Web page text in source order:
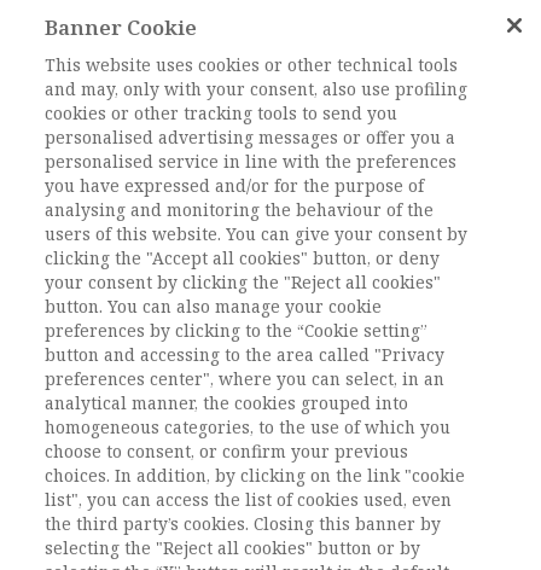
Equità distributiva, Diseguaglianze
generazionali, Deprivazione relativa, Middle
Classes, Social Disquiet, Distributional Fairness,
Generational Inequalities, Relative Deprivation
DOI:10.1485/AIS_4_2014_TOERIA_RICERCA_3
Pagine55-79
L'ACCESSO A QUESTO
CONTENUTO E' RISERVATO AGLI
UTENTI ABBONATI
Sei abbonato?ESEGUI L'ACCESSOoppure
ABBONATI.
Banner Cookie
This website uses cookies or other technical tools
and may, only with your consent, also use profiling
cookies or other tracking tools to send you
personalised advertising messages or offer you a
personalised service in line with the preferences
you have expressed and/or for the purpose of
analysing and monitoring the behaviour of the
users of this website. You can give your consent by
clicking the "Accept all cookies" button, or deny
your consent by clicking the "Reject all cookies"
button. You can also manage your cookie
preferences by clicking to the “Cookie setting”
button and accessing to the area called "Privacy
preferences center", where you can select, in an
analytical manner, the cookies grouped into
homogeneous categories, to the use of which you
choose to consent, or confirm your previous
choices. In addition, by clicking on the link "cookie
list", you can access the list of cookies used, even
the third party’s cookies. Closing this banner by
selecting the "Reject all cookies" button or by